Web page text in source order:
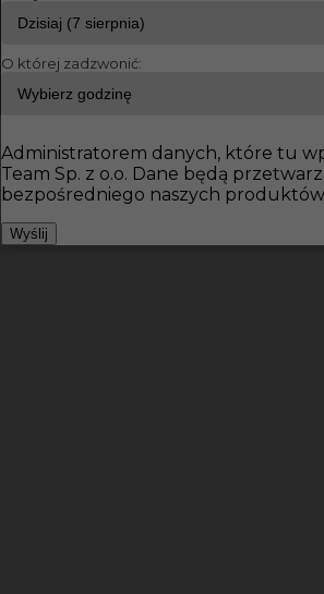
O której zadzwonić:
Administratorem danych, które tu
Team Sp. z o.o. Dane będą
bezpośredniego naszych produktów
Wyślij